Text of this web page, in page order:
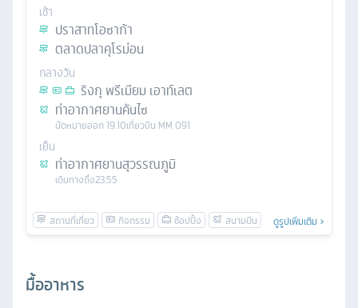
เช้า
ปราสาทโอซาก้า
ตลาดปลาคุโรม่อน
กลางวัน
ริงกุ พรีเมียม เอาท์เลต
ท่าอากาศยานคันไซ
นัดหมายออก19.10เที่ยวบิน MM 091
เย็น
ท่าอากาศยานสุวรรณภูมิ
เดินทางถึง23.55
ดูรูปเพิ่มเติม
มื้ออาหาร